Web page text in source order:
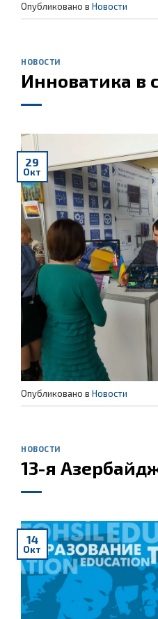
Опубликовано в Новости
НОВОСТИ
Инноватика в
29
Окт
Опубликовано в Новости
НОВОСТИ
13-я
14
Окт